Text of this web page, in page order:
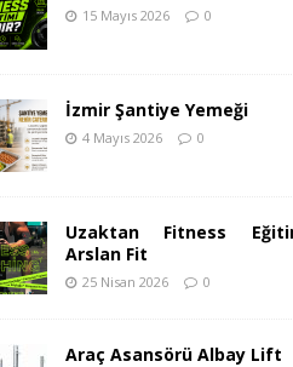
15 Mayıs 2026 0
İzmir Şantiye Yemeği
4 Mayıs 2026 0
Uzaktan Fitness
Arslan Fit
25 Nisan 2026 0
Araç Asansörü Albay Lift